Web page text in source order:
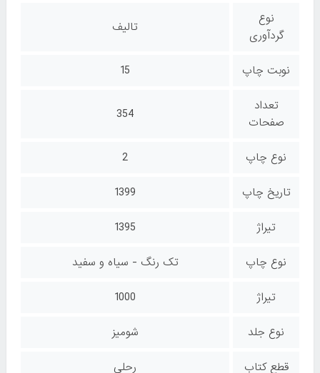
نوع
گردآوری
تالیف
نوبت چاپ 15
تعداد
صفحات
354
نوع چاپ 2
تاریخ چاپ 1399
تیراژ 1395
نوع چاپ تک رنگ - سیاه و سفید
تیراژ 1000
نوع جلد شومیز
قطع کتاب رحلی